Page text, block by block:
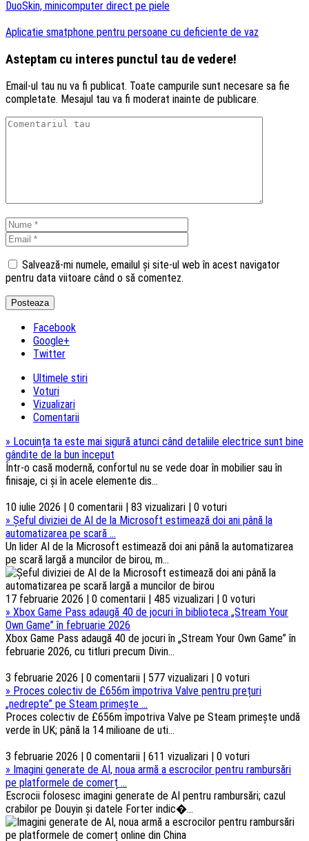
DuoSkin, minicomputer direct pe piele
Aplicatie smatphone pentru persoane cu deficiente de vaz
Asteptam cu interes punctul tau de vedere!
Email-ul tau nu va fi publicat. Toate campurile sunt necesare sa fie
completate. Mesajul tau va fi moderat inainte de publicare.
Salvează-mi numele, emailul și site-ul web în acest navigator
pentru data viitoare când o să comentez.
Facebook
Google+
Twitter
Ultimele stiri
Voturi
Vizualizari
Comentarii
» Locuința ta este mai sigură atunci când detaliile electrice sunt bine
gândite de la bun început
Într-o casă modernă, confortul nu se vede doar în mobilier sau în
finisaje, ci și în acele elemente dis...
10 iulie 2026 | 0 comentarii | 83 vizualizari | 0 voturi
» Șeful diviziei de AI de la Microsoft estimează doi ani până la
automatizarea pe scară ...
Un lider AI de la Microsoft estimează doi ani până la automatizarea
pe scară largă a muncilor de birou, m...
17 februarie 2026 | 0 comentarii | 485 vizualizari | 0 voturi
» Xbox Game Pass adaugă 40 de jocuri în biblioteca „Stream Your
Own Game” în februarie 2026
Xbox Game Pass adaugă 40 de jocuri în „Stream Your Own Game” în
februarie 2026, cu titluri precum Divin...
3 februarie 2026 | 0 comentarii | 577 vizualizari | 0 voturi
» Proces colectiv de £656m împotriva Valve pentru prețuri
„nedrepte” pe Steam primește ...
Proces colectiv de £656m împotriva Valve pe Steam primește undă
verde în UK; până la 14 milioane de uti...
3 februarie 2026 | 0 comentarii | 611 vizualizari | 0 voturi
» Imagini generate de AI, noua armă a escrocilor pentru rambursări
pe platformele de comerț ...
Escrocii folosesc imagini generate de AI pentru rambursări; cazul
crabilor pe Douyin și datele Forter indic�...